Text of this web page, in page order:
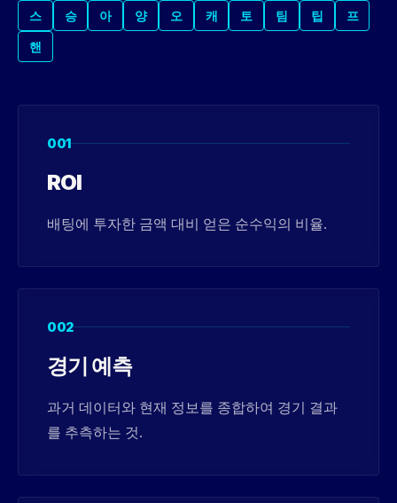
스 승 아 양 오 캐 토 팀 팁 프
핸
001
ROI
배팅에 투자한 금액 대비 얻은 순수익의 비율.
002
경기 예측
과거 데이터와 현재 정보를 종합하여 경기 결과
를 추측하는 것.